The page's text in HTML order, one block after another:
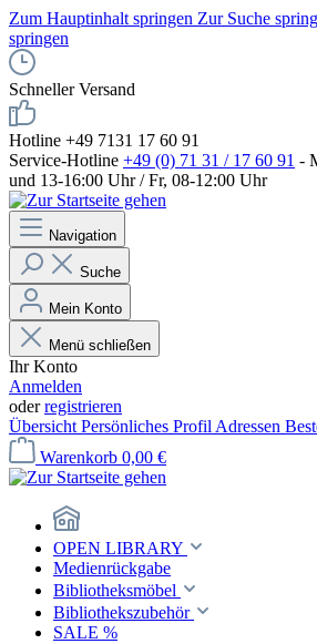
Zum Hauptinhalt springen Zur Suche
springen
Schneller Versand
Hotline +49 7131 17 60 91
Service-Hotline +49 (0) 71 31 / 17 60 91 -
und 13-16:00 Uhr / Fr, 08-12:00 Uhr
Navigation
Suche
Mein Konto
Menü schließen
Ihr Konto
Anmelden
oderregistrieren
Übersicht Persönliches Profil Adressen
Warenkorb 0,00 €
OPEN LIBRARY
Medienrückgabe
Bibliotheksmöbel
Bibliothekszubehör
SALE %